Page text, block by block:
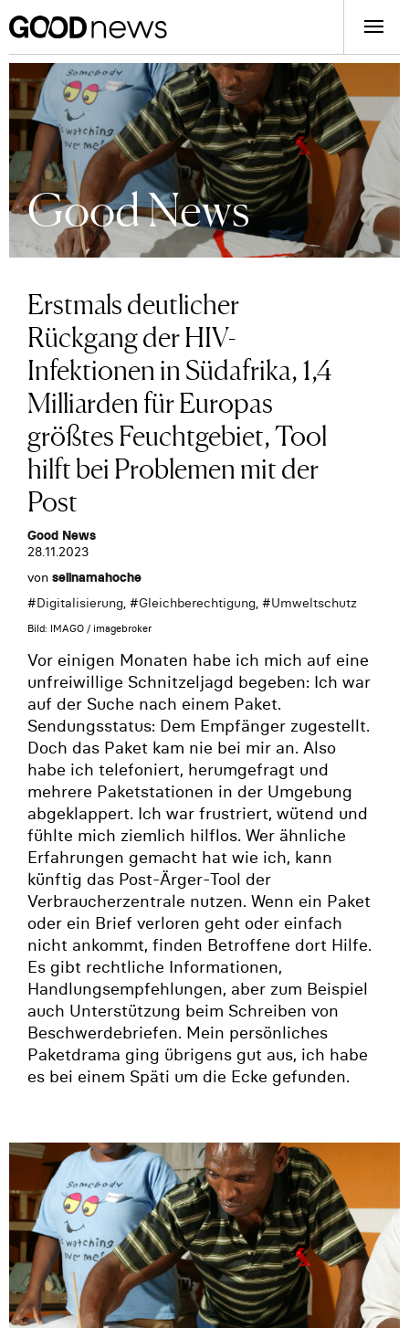
Good News
Erstmals deutlicher
Rückgang der HIV-
Infektionen in Südafrika, 1,4
Milliarden für Europas
größtes Feuchtgebiet, Tool
hilft bei Problemen mit der
Post
Good News
28.11.2023
von selinamahoche
#Digitalisierung, #Gleichberechtigung, #Umweltschutz
Bild: IMAGO / imagebroker
Vor einigen Monaten habe ich mich auf eine
unfreiwillige Schnitzeljagd begeben: Ich war
auf der Suche nach einem Paket.
Sendungsstatus: Dem Empfänger zugestellt.
Doch das Paket kam nie bei mir an. Also
habe ich telefoniert, herumgefragt und
mehrere Paketstationen in der Umgebung
abgeklappert. Ich war frustriert, wütend und
fühlte mich ziemlich hilflos. Wer ähnliche
Erfahrungen gemacht hat wie ich, kann
künftig das Post-Ärger-Tool der
Verbraucherzentrale nutzen. Wenn ein Paket
oder ein Brief verloren geht oder einfach
nicht ankommt, finden Betroffene dort Hilfe.
Es gibt rechtliche Informationen,
Handlungsempfehlungen, aber zum Beispiel
auch Unterstützung beim Schreiben von
Beschwerdebriefen. Mein persönliches
Paketdrama ging übrigens gut aus, ich habe
es bei einem Späti um die Ecke gefunden.